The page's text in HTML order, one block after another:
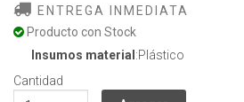
ENTREGA INMEDIATA
Producto con Stock
Insumos material :Plástico
Cantidad